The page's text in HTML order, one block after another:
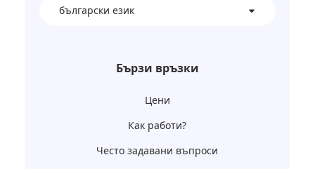
български език
Бързи връзки
Цени
Как работи?
Често задавани въпроси